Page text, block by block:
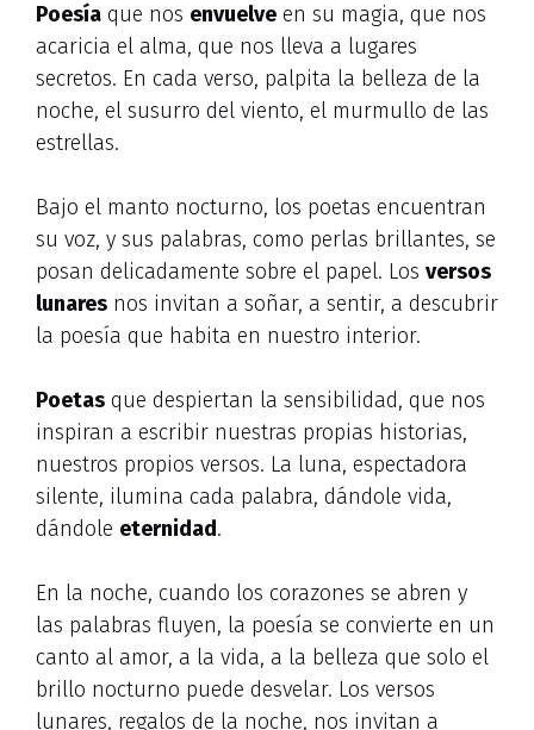
Poesía que nos envuelve en su magia, que nos
acaricia el alma, que nos lleva a lugares
secretos. En cada verso, palpita la belleza de la
noche, el susurro del viento, el murmullo de las
estrellas.
Bajo el manto nocturno, los poetas encuentran
su voz, y sus palabras, como perlas brillantes, se
posan delicadamente sobre el papel. Los versos
lunares nos invitan a soñar, a sentir, a descubrir
la poesía que habita en nuestro interior.
Poetas que despiertan la sensibilidad, que nos
inspiran a escribir nuestras propias historias,
nuestros propios versos. La luna, espectadora
silente, ilumina cada palabra, dándole vida,
dándole eternidad.
En la noche, cuando los corazones se abren y
las palabras fluyen, la poesía se convierte en un
canto al amor, a la vida, a la belleza que solo el
brillo nocturno puede desvelar. Los versos
lunares, regalos de la noche, nos invitan a